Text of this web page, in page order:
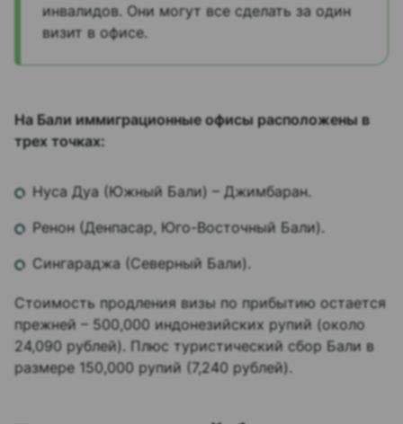
инвалидов. Они могут все сделать за один
визит в офисе.
На Бали иммиграционные офисы расположены в
трех точках:
Нуса Дуа (Южный Бали) – Джимбаран.
Ренон (Денпасар, Юго-Восточный Бали).
Сингараджа (Северный Бали).
Стоимость продления визы по прибытию остается
прежней – 500,000 индонезийских рупий (около
24,090 рублей). Плюс туристический сбор Бали в
размере 150,000 рупий (7,240 рублей).